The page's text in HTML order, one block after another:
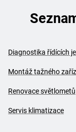
Diagnostika řídících
Montáž tažného
Renovace světlometů
Servis klimatizace